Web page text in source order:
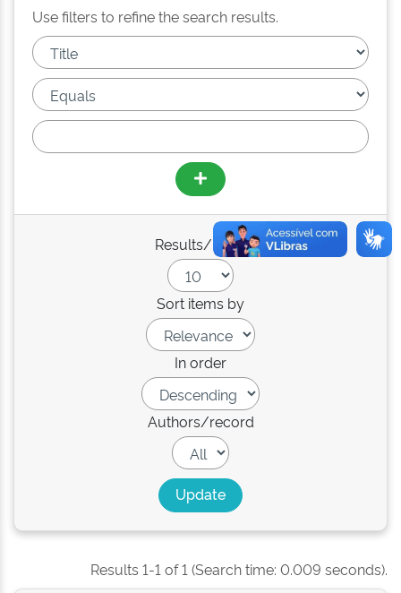
Use filters to refine the search results.
Results/Page
Sort items by
In order
Authors/record
Results 1-1 of 1 (Search time: 0.009 seconds).